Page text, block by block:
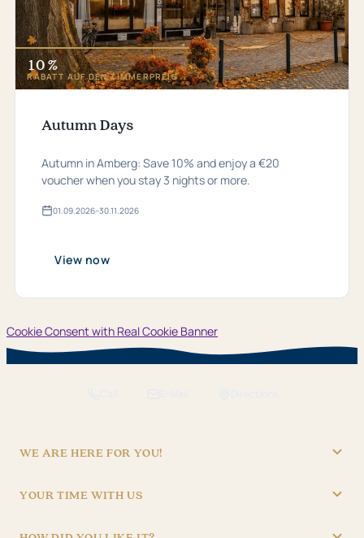
10 %
RABATT AUF DEN ZIMMERPREIS
Autumn Days
Autumn in Amberg: Save 10% and enjoy a €20
voucher when you stay 3 nights or more.
01.​09.​2026–30.​11.​2026
Valid
2026View now
Cookie Consent with Real Cookie Banner
WE ARE HERE FOR YOU!
YOUR TIME WITH US